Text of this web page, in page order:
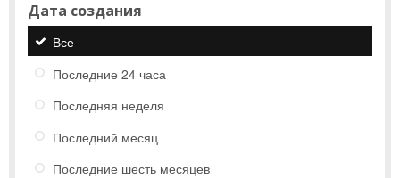
Дата создания
Все
Последние 24 часа
Последняя неделя
Последний месяц
Последние шесть месяцев